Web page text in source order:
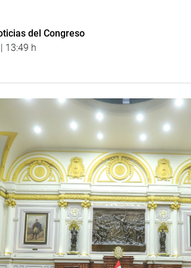
del Congreso
13:49 h